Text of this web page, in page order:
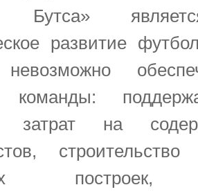
Бутса»
развитие
невозможно
команды:
затрат на
построек,